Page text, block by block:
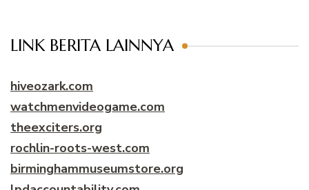
LINK BERITA LAINNYA
hiveozark.com
watchmenvideogame.com
theexciters.org
rochlin-roots-west.com
birminghammuseumstore.org